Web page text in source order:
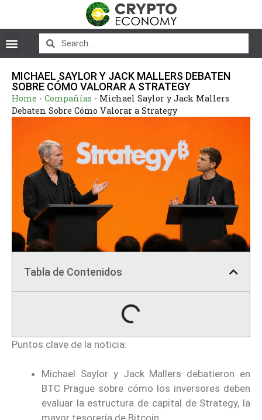
MICHAEL SAYLOR Y JACK MALLERS DEBATEN
SOBRE CÓMO VALORAR A STRATEGY
Home - Compañías - Michael Saylor y Jack Mallers
Debaten Sobre Cómo Valorar a Strategy
Tabla de Contenidos
Puntos clave de la noticia:
Michael Saylor y Jack Mallers debatieron en
BTC Prague sobre cómo los inversores deben
evaluar la estructura de capital de Strategy, la